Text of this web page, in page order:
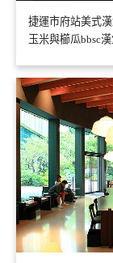
捷運市府站美式
玉米與櫛瓜bbsc